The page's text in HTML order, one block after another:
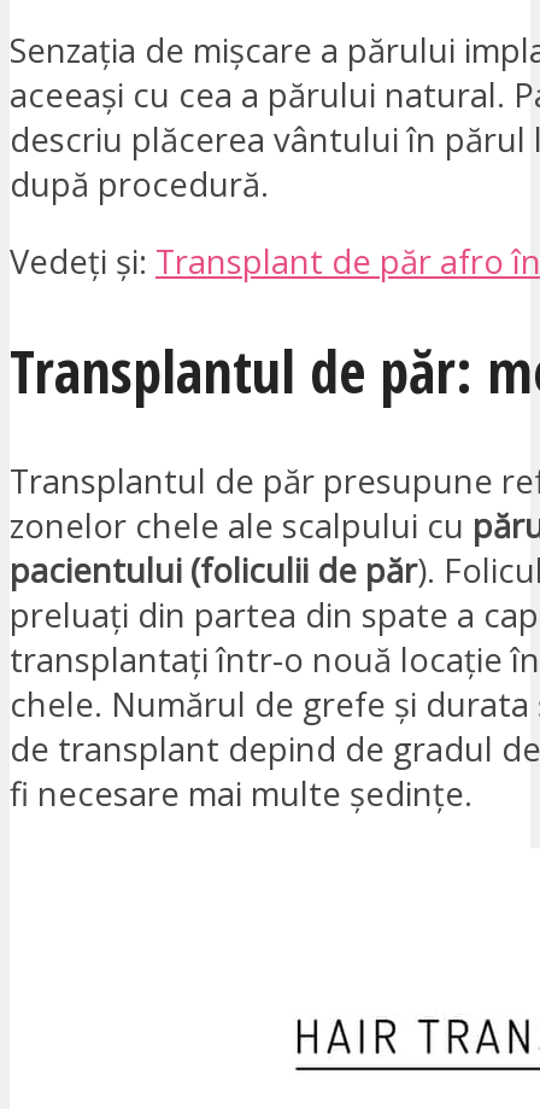
Senzația de mișcare a părului
aceeași cu cea a părului natural.
descriu plăcerea vântului în părul
după procedură.
Vedeți și: Transplant de păr afro
Transplantul de păr:
Transplantul de păr presupune
zonelor chele ale scalpului cu
pacientului (foliculii de păr).
preluați din partea din spate a
transplantați într-o nouă locație
chele. Numărul de grefe și
de transplant depind de gradul
fi necesare mai multe ședințe.